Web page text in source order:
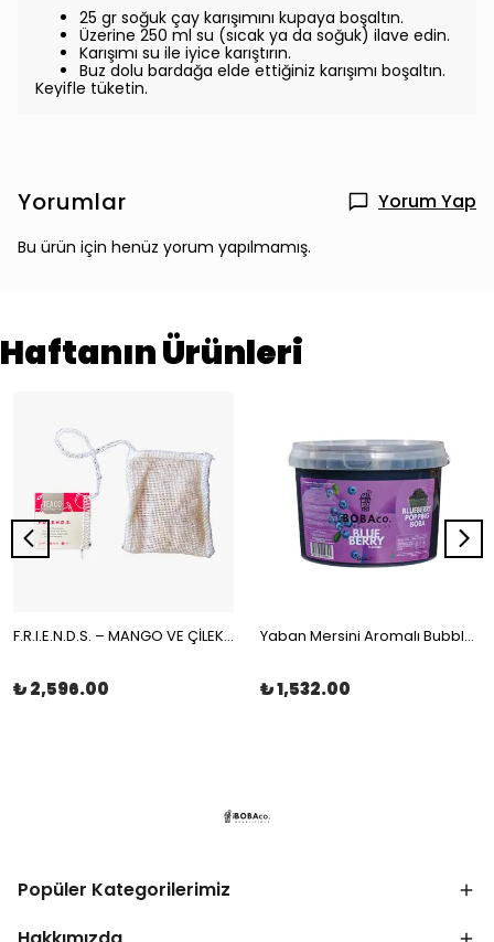
25 gr soğuk çay karışımını kupaya boşaltın.
Üzerine 250 ml su (sıcak ya da soğuk) ilave edin.
Karışımı su ile iyice karıştırın.
Buz dolu bardağa elde ettiğiniz karışımı boşaltın.
Keyifle tüketin.
Yorumlar Yorum Yap
Bu ürün için henüz yorum yapılmamış.
Haftanın Ürünleri
F.R.I.E.N.D.S. – MANGO VE ÇİLEKLİ MEYVE ÇAYI MÜSLİN ÇAY POŞETİ 100x2gr | The Boba Co.
₺ 2,596.00
Yaban Mersini Aromalı Bubble Tea Boba 3,4kg | The Boba Co.
₺ 1,532.00
Popüler Kategorilerimiz